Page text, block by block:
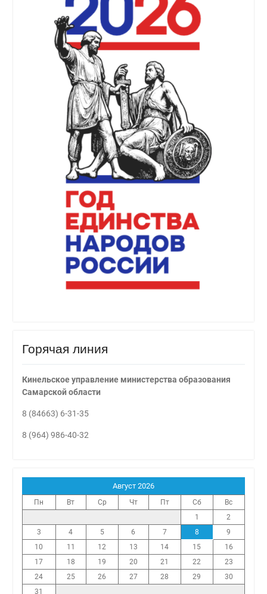
Горячая линия
Кинельское управление министерства образования
Самарской области
8 (84663) 6-31-35
8 (964) 986-40-32
Август 2026
Пн Вт Ср Чт Пт Сб
Вс
1
2
3
4 5 6 7 8
9
10
11 12 13 14 15
16
17
18 19 20 21 22
23
24
25 26 27 28 29
30
31